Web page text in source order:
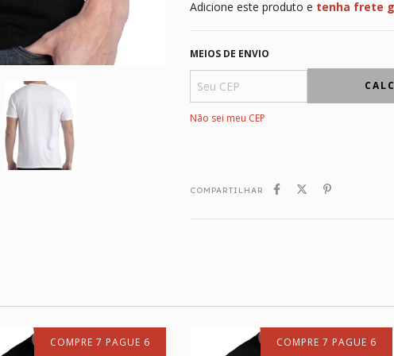
Adicione este produto e tenha frete
MEIOS DE ENVIO
Não sei meu CEP
COMPARTILHAR
COMPRE 7 PAGUE 6 COMPRE 7 PAGUE 6